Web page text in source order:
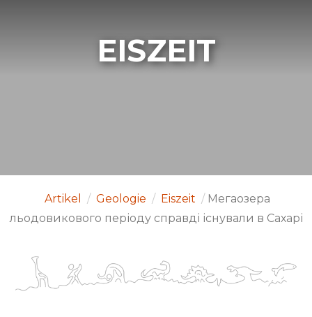
EISZEIT
Artikel / Geologie / Eiszeit / Мегаозера
льодовикового періоду справді існували в Сахарі